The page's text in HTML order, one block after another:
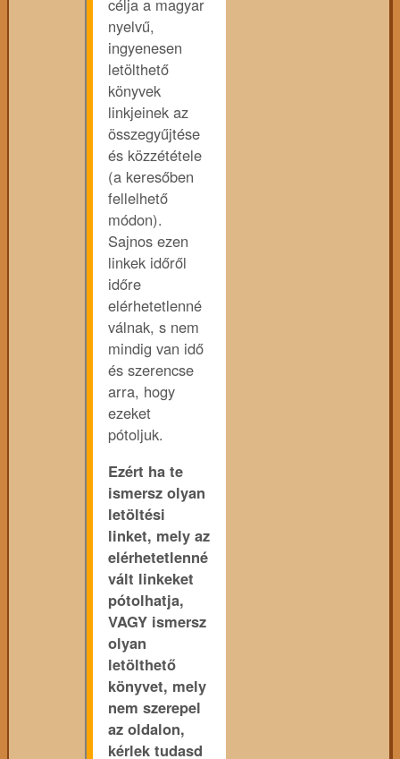
célja a magyar
nyelvű,
ingyenesen
letölthető
könyvek
linkjeinek az
összegyűjtése
és közzététele
(a keresőben
fellelhető
módon).
Sajnos ezen
linkek időről
időre
elérhetetlenné
válnak, s nem
mindig van idő
és szerencse
arra, hogy
ezeket
pótoljuk.
Ezért ha te
ismersz olyan
letöltési
linket, mely az
elérhetetlenné
vált linkeket
pótolhatja,
VAGY ismersz
olyan
letölthető
könyvet, mely
nem szerepel
az oldalon,
kérlek tudasd